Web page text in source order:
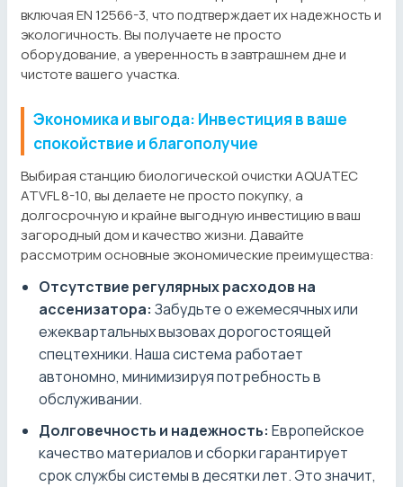
включая EN 12566-3, что подтверждает их надежность и
экологичность. Вы получаете не просто
оборудование, а уверенность в завтрашнем дне и
чистоте вашего участка.
Экономика и выгода: Инвестиция в ваше
спокойствие и благополучие
Выбирая станцию биологической очистки AQUATEC
ATVFL 8-10, вы делаете не просто покупку, а
долгосрочную и крайне выгодную инвестицию в ваш
загородный дом и качество жизни. Давайте
рассмотрим основные экономические преимущества:
Отсутствие регулярных расходов на
ассенизатора: Забудьте о ежемесячных или
ежеквартальных вызовах дорогостоящей
спецтехники. Наша система работает
автономно, минимизируя потребность в
обслуживании.
Долговечность и надежность: Европейское
качество материалов и сборки гарантирует
срок службы системы в десятки лет. Это значит,